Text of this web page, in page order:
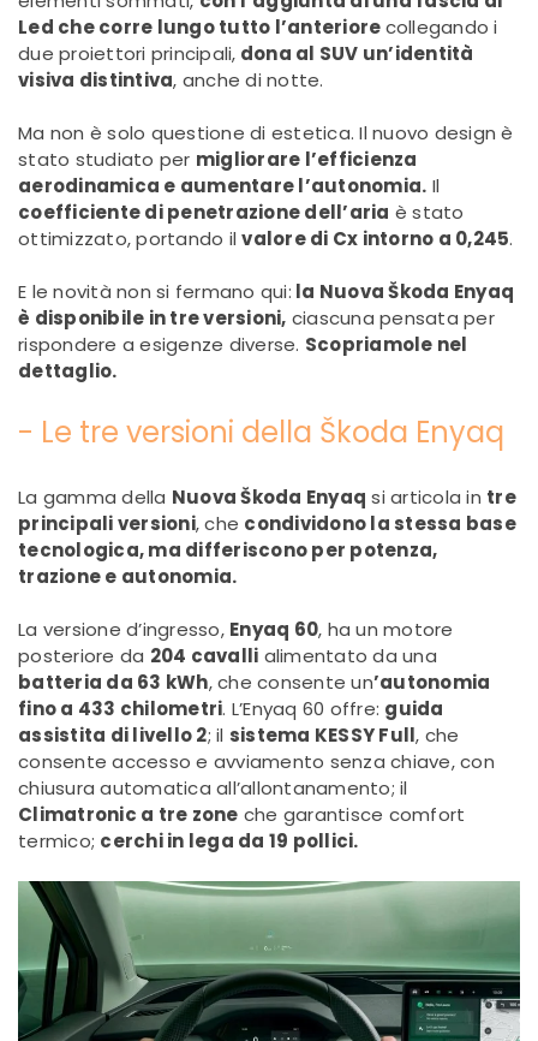
Led che corre lungo tutto l’anteriorecollegando i
due proiettori principali, dona al SUV un’identità
visiva distintiva, anche di notte.
Ma non è solo questione di estetica. Il nuovo design è
stato studiato per migliorare l’efficienza
aerodinamica e aumentare l’autonomia. Il
coefficiente di penetrazione dell’aria è stato
ottimizzato, portando ilvalore di Cx intorno a 0,245.
E le novità non si fermano qui: la Nuova Škoda Enyaq
è disponibile in tre versioni, ciascuna pensata per
rispondere a esigenze diverse. Scopriamole nel
dettaglio.
- Le tre versioni della Škoda Enyaq
La gamma della Nuova Škoda Enyaq si articola in tre
principali versioni, che condividono la stessa base
tecnologica, ma differiscono per potenza,
trazione e autonomia.
La versione d’ingresso, Enyaq 60, ha un motore
posteriore da 204 cavalli alimentato da una
batteria da 63 kWh, che consente un’autonomia
fino a 433 chilometri. L’Enyaq 60 offre: guida
assistita di livello 2; il sistema KESSY Full, che
consente accesso e avviamento senza chiave, con
chiusura automatica all’allontanamento; il
Climatronic a tre zone che garantisce comfort
termico; cerchi in lega da 19 pollici.